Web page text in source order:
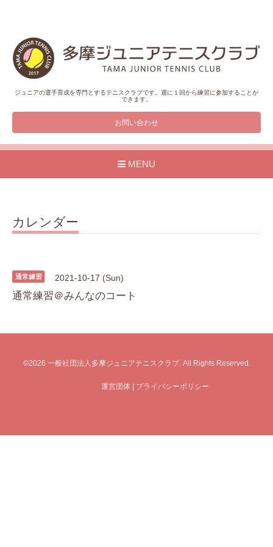
ジュニアの選手育成を専門とするテニスクラブです。週に１回から練習に参加することが
できます。
お問い合わせ
MENU
カレンダー
通常練習 2021-10-17 (Sun)
通常練習＠みんなのコート
©2026 一般社団法人多摩ジュニアテニスクラブ. All Rights Reserved.
運営団体 | プライバシーポリシー